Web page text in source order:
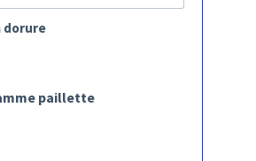
dorure
paillette